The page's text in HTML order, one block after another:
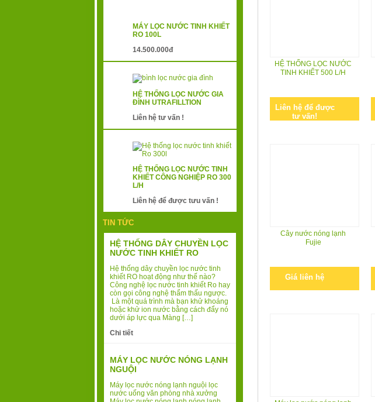
MÁY LỌC NƯỚC TINH KHIẾT
RO 100L
14.500.000đ
HỆ THỐNG LỌC NƯỚC GIA
ĐÌNH UTRAFILLTION
Liên hệ tư vấn !
HỆ THỐNG LỌC NƯỚC TINH
KHIẾT CÔNG NGHIỆP RO 300
L/H
Liên hệ để được tưu vấn !
TIN TỨC
HỆ THỐNG DÂY CHUYỀN LỌC
NƯỚC TINH KHIẾT RO
Hệ thống dây chuyền lọc nước tinh
khiết RO hoạt động như thế nào?
Công nghệ lọc nước tinh khiết Ro hay
còn gọi công nghệ thẩm thấu ngược.
Là một quá trình mà bạn khử khoáng
hoặc khử ion nước bằng cách đẩy nó
dưới áp lực qua Màng […]
Chi tiết
MÁY LỌC NƯỚC NÓNG LẠNH
NGUỘI
Máy lọc nước nóng lạnh nguội lọc
nước uống văn phòng nhà xưởng
HỆ THỐNG LỌC NƯỚC
TINH KHIẾT 500 L/H
Liên hệ để được
tư vấn!
Cây nước nóng lạnh
Fujie
Giá liên hệ